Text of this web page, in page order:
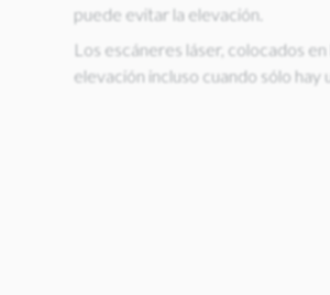
puede evitar la elevación.
Los escáneres láser, colocados
elevación incluso cuando sólo